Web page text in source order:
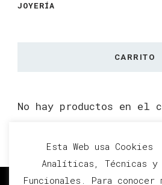
JOYERÍA
CARRITO
No hay productos en el
Esta Web usa Cookies
Analíticas, Técnicas y
Funcionales. Para conocer